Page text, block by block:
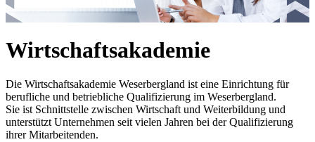
Wirtschaftsakademie
Die Wirtschaftsakademie Weserbergland ist eine Einrichtung für
berufliche und betriebliche Qualifizierung im Weserbergland.
Sie ist Schnittstelle zwischen Wirtschaft und Weiterbildung und
unterstützt Unternehmen seit vielen Jahren bei der Qualifizierung
ihrer Mitarbeitenden.